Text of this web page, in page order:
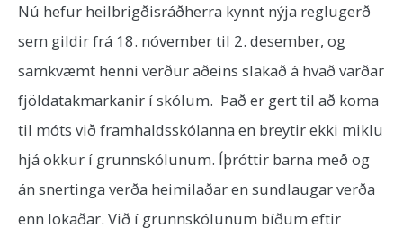
Nú hefur heilbrigðisráðherra kynnt nýja reglugerð
sem gildir frá 18. nóvember til 2. desember, og
samkvæmt henni verður aðeins slakað á hvað varðar
fjöldatakmarkanir í skólum. Það er gert til að koma
til móts við framhaldsskólanna en breytir ekki miklu
hjá okkur í grunnskólunum. Íþróttir barna með og
án snertinga verða heimilaðar en sundlaugar verða
enn lokaðar. Við í grunnskólunum bíðum eftir